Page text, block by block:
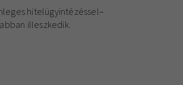
hitelügyintézéssel–
illeszkedik.